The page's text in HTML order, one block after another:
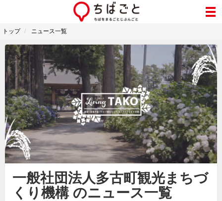
トップ ニュース一覧
一般社団法人多古町観光まちづ
くり機構 のニュース一覧